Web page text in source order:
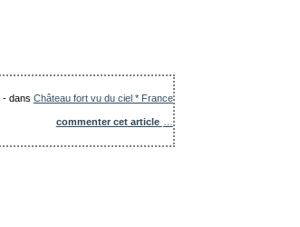
-dans Château fort vu du ciel * France
commenter cet article